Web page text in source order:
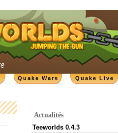
Quake Live
Quake Wars
Actualités
Teeworlds 0.4.3